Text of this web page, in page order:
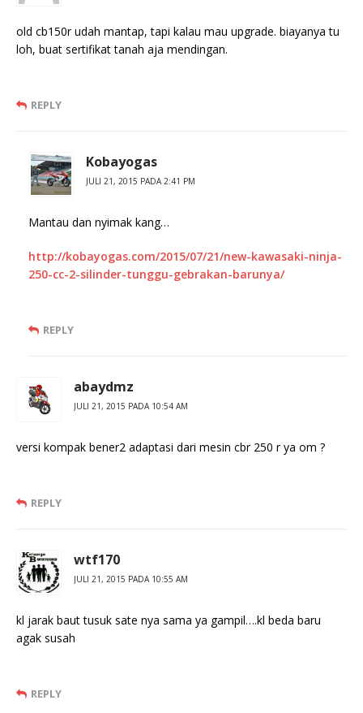
old cb150r udah mantap, tapi kalau mau upgrade. biayanya tu
loh, buat sertifikat tanah aja mendingan.
REPLY
Kobayogas
JULI 21, 2015 PADA 2:41 PM
Mantau dan nyimak kang…
http://kobayogas.com/2015/07/21/new-kawasaki-ninja-
250-cc-2-silinder-tunggu-gebrakan-barunya/
REPLY
abaydmz
JULI 21, 2015 PADA 10:54 AM
versi kompak bener2 adaptasi dari mesin cbr 250 r ya om ?
REPLY
wtf170
JULI 21, 2015 PADA 10:55 AM
kl jarak baut tusuk sate nya sama ya gampil….kl beda baru
agak susah
REPLY